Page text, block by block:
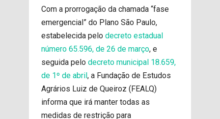
Com a prorrogação da chamada “fase
emergencial” do Plano São Paulo,
estabelecida pelo decreto estadual
número 65.596, de 26 de março, e
seguida pelo decreto municipal 18.659,
de 1º de abril , a Fundação de Estudos
Agrários Luiz de Queiroz (FEALQ)
informa que irá manter todas as
medidas de restrição para